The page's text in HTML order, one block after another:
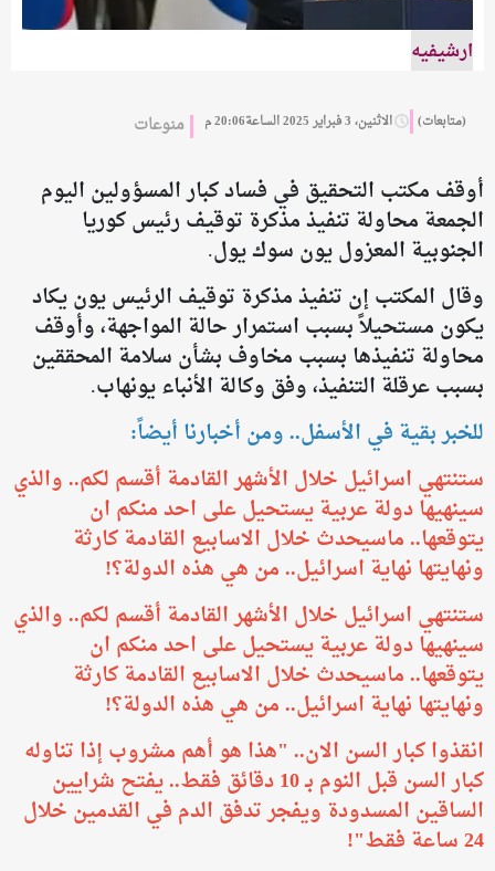
ارشيفيه
(متابعات) الاثنين، 3 فبراير 2025 الساعة20:06 م منوعات
أوقف مكتب التحقيق في فساد كبار المسؤولين اليوم
الجمعة محاولة تنفيذ مذكرة توقيف رئيس كوريا
الجنوبية المعزول يون سوك يول.
وقال المكتب إن تنفيذ مذكرة توقيف الرئيس يون يكاد
يكون مستحيلاً بسبب استمرار حالة المواجهة، وأوقف
محاولة تنفيذها بسبب مخاوف بشأن سلامة المحققين
بسبب عرقلة التنفيذ، وفق وكالة الأنباء يونهاب.
للخبر بقية في الأسفل.. ومن أخبارنا أيضاً:
ستنتهي اسرائيل خلال الأشهر القادمة أقسم لكم.. والذي
سينهيها دولة عربية يستحيل على احد منكم ان
يتوقعها.. ماسيحدث خلال الاسابيع القادمة كارثة
ونهايتها نهاية اسرائيل.. من هي هذه الدولة؟!
ستنتهي اسرائيل خلال الأشهر القادمة أقسم لكم.. والذي
سينهيها دولة عربية يستحيل على احد منكم ان
يتوقعها.. ماسيحدث خلال الاسابيع القادمة كارثة
ونهايتها نهاية اسرائيل.. من هي هذه الدولة؟!
انقذوا كبار السن الان.. "هذا هو أهم مشروب إذا تناوله
كبار السن قبل النوم بـ 10 دقائق فقط.. يفتح شرايين
الساقين المسدودة ويفجر تدفق الدم في القدمين خلال
24 ساعة فقط"!